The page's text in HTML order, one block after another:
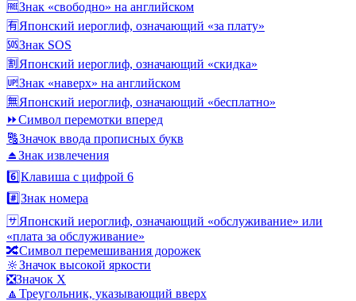
🆓Знак «свободно» на английском
🈶Японский иероглиф, означающий «за плату»
🆘Знак SOS
🈹 Японский иероглиф, означающий «скидка»
🆙Знак «наверх» на английском
🈚Японский иероглиф, означающий «бесплатно»
⏩Символ перемотки вперед
🔠Значок ввода прописных букв
⏏️Знак извлечения
6️⃣Клавиша с цифрой 6
#️⃣Знак номера
🈂️ Японский иероглиф, означающий «обслуживание» или
«плата за обслуживание»
🔀Символ перемешивания дорожек
🔆Значок высокой яркости
❎Значок X
🔼 Треугольник, указывающий вверх